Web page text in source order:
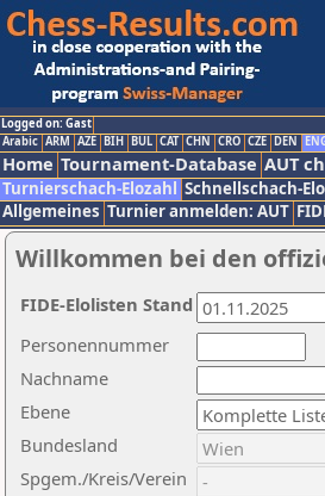
Logged on: Gast
Arabic ARM AZE BIH BUL CAT CHN CRO CZE DEN
Home Tournament-Database AUT
Turnierschach-Elozahl Schnellschach-
Allgemeines Turnier anmelden: AUT
Willkommen bei den
Nachname
Ebene
Personennummer
Bundesland
Spgem./Kreis/Verein
FIDE-Elolisten Stand